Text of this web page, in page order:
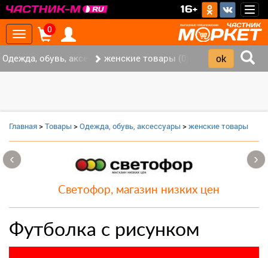
16+
Toggle
navigation
0
Одежда, обувь, аксессуары (0)женские товары (0)
Главная>Товары >Одежда, обувь, аксессуары >женские товары
Светофор, магазин низких цен
Футболка с рисунком
‹ ›